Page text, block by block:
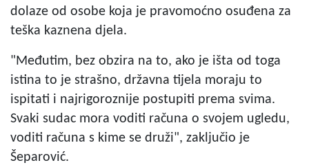
dolaze od osobe koja je pravomoćno osuđena za
teška kaznena djela.
"Međutim, bez obzira na to, ako je išta od toga
istina to je strašno, državna tijela moraju to
ispitati i najrigoroznije postupiti prema svima.
Svaki sudac mora voditi računa o svojem ugledu,
voditi računa s kime se druži", zaključio je
Šeparović.